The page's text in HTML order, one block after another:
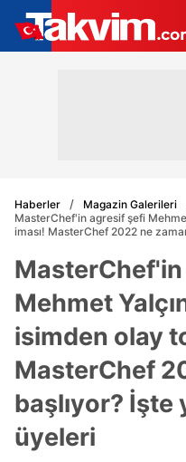
Haberler
Magazin Galerileri
MasterChef'in agresif şefi
iması! MasterChef 2022 ne
Mehmet
isimden olay
MasterChef
başlıyor? İşte
üyeleri